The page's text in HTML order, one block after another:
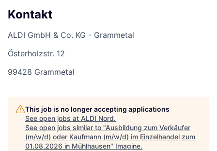
Kontakt
ALDI GmbH & Co. KG - Grammetal
Österholzstr. 12
99428 Grammetal
This job is no longer accepting applications
See open jobs at ALDI Nord.
See open jobs similar to "Ausbildung zum Verkäufer
(m/w/d) oder Kaufmann (m/w/d) im Einzelhandel zum
01.08.2026 in Mühlhausen" Imagine.